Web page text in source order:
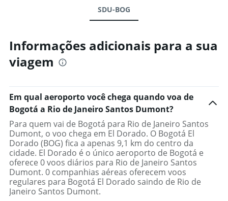
SDU-BOG
Informações adicionais para a sua
viagem
Em qual aeroporto você chega quando voa de
Bogotá a Rio de Janeiro Santos Dumont?
Para quem vai de Bogotá para Rio de Janeiro Santos
Dumont, o voo chega em El Dorado. O Bogotá El
Dorado (BOG) fica a apenas 9,1 km do centro da
cidade. El Dorado é o único aeroporto de Bogotá e
oferece 0 voos diários para Rio de Janeiro Santos
Dumont. 0 companhias aéreas oferecem voos
regulares para Bogotá El Dorado saindo de Rio de
Janeiro Santos Dumont.